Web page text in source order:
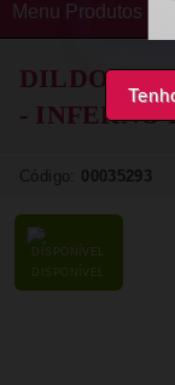
Menu Produtos
DILDO
- INFERNO
Código: 00035293
DISPONÍVEL